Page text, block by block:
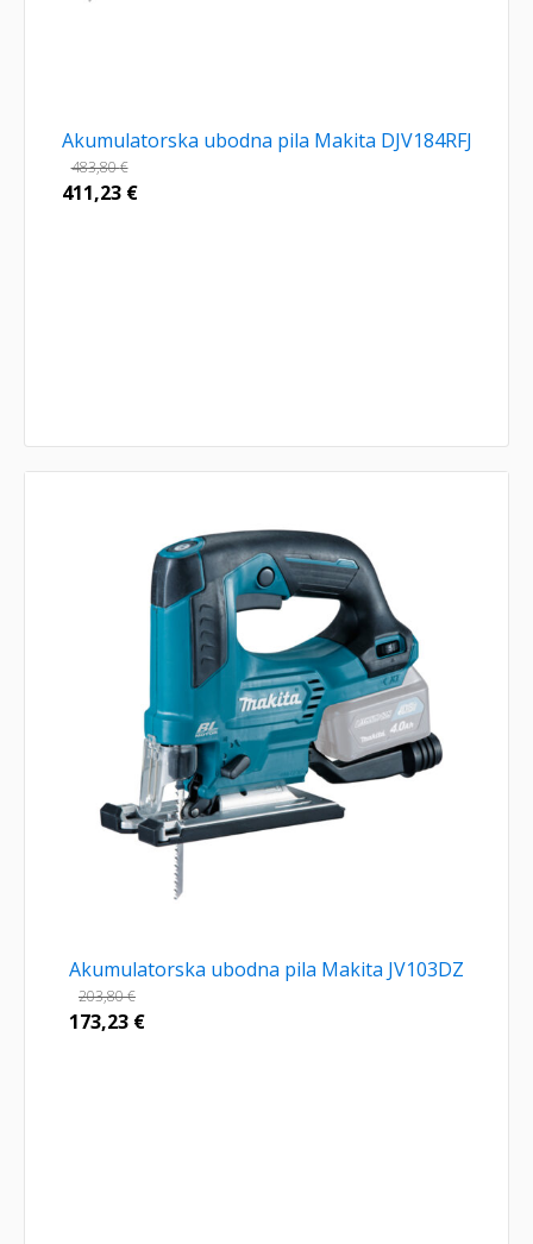
Akumulatorska ubodna pila Makita DJV184RFJ
483,80€
411,23 €
Akumulatorska ubodna pila Makita JV103DZ
203,80€
173,23 €